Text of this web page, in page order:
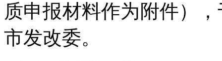
质申报材料作为附件）
市发改委。